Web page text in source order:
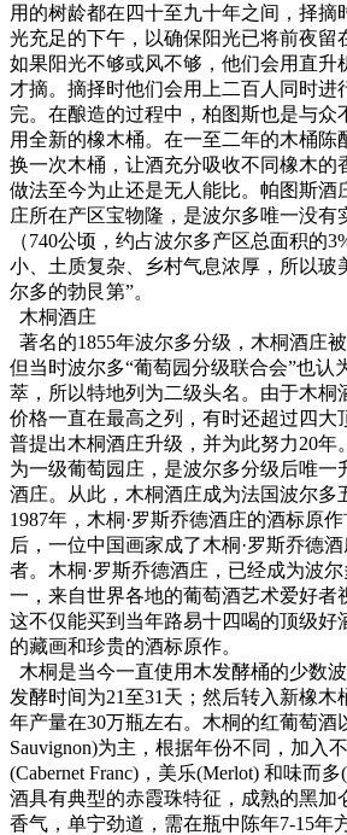
用的树龄都在四十至九十年之间，择摘
光充足的下午，以确保阳光已将前夜留
如果阳光不够或风不够，他们会用直升
才摘。摘择时他们会用上二百人同时进
完。在酿造的过程中，柏图斯也是与众
用全新的橡木桶。在一至二年的木桶陈
换一次木桶，让酒充分吸收不同橡木的
做法至今为止还是无人能比。帕图斯酒
庄所在产区宝物隆，是波尔多唯一没有
（740公顷，约占波尔多产区总面积的
小、土质复杂、乡村气息浓厚，所以玻
尔多的勃艮第”。
木桐酒庄
著名的1855年波尔多分级，木桐酒庄
但当时波尔多“葡萄园分级联合会”也认
萃，所以特地列为二级头名。由于木桐
价格一直在最高之列，有时还超过四大
普提出木桐酒庄升级，并为此努力20年
为一级葡萄园庄，是波尔多分级后唯一
酒庄。从此，木桐酒庄成为法国波尔多
1987年，木桐·罗斯乔德酒庄的酒标原
后，一位中国画家成了木桐·罗斯乔德
者。木桐·罗斯乔德酒庄，已经成为波
一，来自世界各地的葡萄酒艺术爱好者
这不仅能买到当年路易十四喝的顶级好
的藏画和珍贵的酒标原作。
木桐是当今一直使用木发酵桶的少数
发酵时间为21至31天；然后转入新橡木
年产量在30万瓶左右。木桐的红葡萄酒
Sauvignon)为主，根据年份不同，加入
(Cabernet Franc)，美乐(Merlot) 和味而
酒具有典型的赤霞珠特征，成熟的黑加
香气，单宁劲道，需在瓶中陈年7-15年